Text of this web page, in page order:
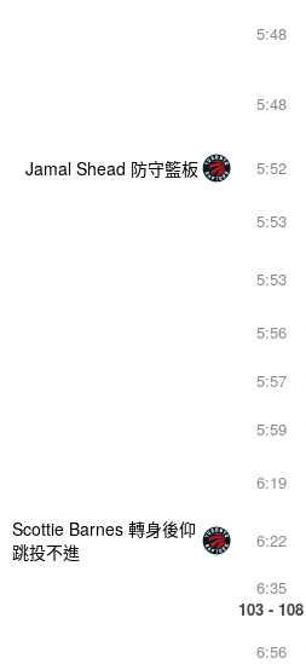
6:56
6:35
103 - 108
6:22
Scottie Barnes 轉身後仰
跳投不進
6:19
5:59
5:57
5:56
5:53
5:53
5:52
Jamal Shead 防守籃板
5:48
5:48